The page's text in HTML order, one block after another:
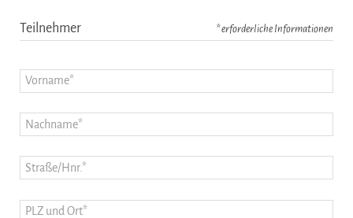
Teilnehmer * erforderliche Informationen